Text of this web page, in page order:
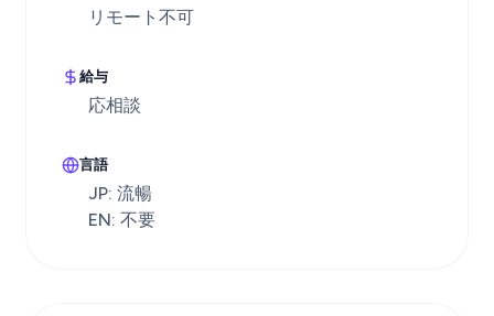
リモート不可
給与
応相談
言語
JP: 流暢
EN: 不要